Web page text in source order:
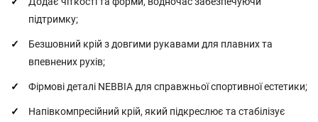
підтримку;
Безшовний крій з довгими рукавами для плавних та
впевнених рухів;
Фірмові деталі NEBBIA для справжньої спортивної естетики;
Напівкомпресійний крій, який підкреслює та стабілізує